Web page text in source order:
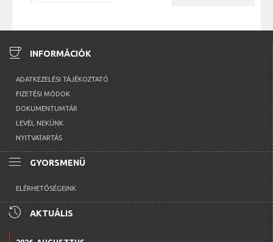
coffee INFORMÁCIÓK
ADATKEZELÉSI TÁJÉKOZTATÓ
FIZETÉSI MÓDOK
DOKUMENTUMTÁR
LEVÉL NEKÜNK
NYITVATARTÁS
menu GYORSMENÜ
ELÉRHETŐSÉGEINK
history AKTUÁLIS